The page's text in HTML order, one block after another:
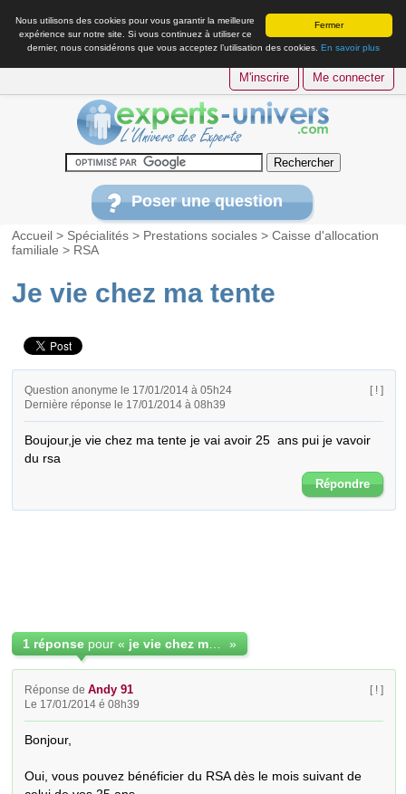
Fermer
Nous utilisons des cookies pour vous garantir la meilleure
expérience sur notre site. Si vous continuez à utiliser ce
dernier, nous considérons que vous acceptez l’utilisation des cookies. En savoir plus
M'inscrire Me connecter
Poser une question
Accueil > Spécialités > Prestations sociales >Caisse d'allocation
familiale > RSA
Je vie chez ma tente
Question anonyme le 17/01/2014 à 05h24
Dernière réponse le 17/01/2014 à 08h39
[ ! ]
Boujour,je vie chez ma tente je vai avoir 25  ans pui je vavoir
du rsa
Répondre
1 réponse pour « »
Réponse deAndy 91
Le 17/01/2014 é 08h39
[ ! ]
Bonjour,
Oui, vous pouvez bénéficier du RSA dès le mois suivant de